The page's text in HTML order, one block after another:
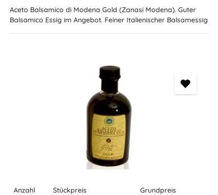
Aceto Balsamico di Modena Gold (Zanasi Modena). Guter
Balsamico Essig im Angebot. Feiner Italienischer Balsamessig
Anzahl Stückpreis Grundpreis